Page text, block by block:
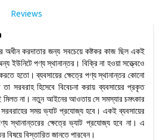
Reviews
করদাতার জন্য সবচেয়ে কষ্টকর কাজ ছিল একই
ইউনিটে পণ্য স্থানান্তর। বিক্রি না হওয়া সত্ত্বেওে
হতো। ব্যবসায়ের ক্ষেত্রে পণ্য স্থানান্তর কোনো
সরবরাহ হিসেবে বিবেচনা করায় ব্যবসায়ের প্রকৃত
মিলত না। নতুন আইনের আওতায় সে সমস্যার চমৎকার
সময় ভ্যাট প্রযোজ্য হবে। একই ব্যবসায়ের
স্থানান্তরের ক্ষেত্রে ভ্যাট প্রযোজ্য হবে না। এ
বিস্তারিত জানতে পারবেন।